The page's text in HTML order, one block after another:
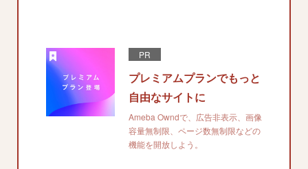
PR
プレミアムプランでもっと
自由なサイトに
Ameba Owndで、広告非表示、画像
容量無制限、ページ数無制限などの
機能を開放しよう。